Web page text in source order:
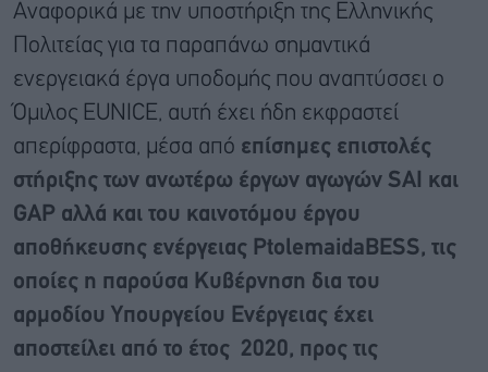
Αναφορικά με την υποστήριξη της Ελληνικής
Πολιτείας για τα παραπάνω σημαντικά
ενεργειακά έργα υποδομής που αναπτύσσει ο
Όμιλος EUNICE, αυτή έχει ήδη εκφραστεί
απερίφραστα, μέσα από επίσημες επιστολές
στήριξης των ανωτέρω έργων αγωγών SAI
και
GAP αλλά και του καινοτόμου έργου
αποθήκευσης ενέργειας PtolemaidaBESS, τις
οποίες η παρούσα Κυβέρνηση δια του
αρμοδίου Υπουργείου Ενέργειας έχει
αποστείλει από το έτος 2020, προς τις